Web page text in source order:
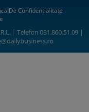
De Confidentialitate
| Telefon 031.860.51.09 |